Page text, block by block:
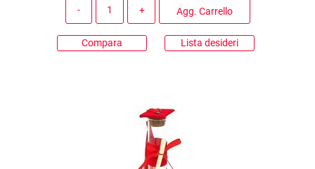
Agg. Carrello
Compara Lista desideri